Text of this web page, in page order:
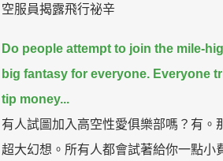
空服員揭露飛行祕辛
Do people attempt to join the mile-
big fantasy for everyone. Everyone
tip money...
有人試圖加入高空性愛俱樂部嗎？有。
超大幻想。所有人都會試著給你一點小